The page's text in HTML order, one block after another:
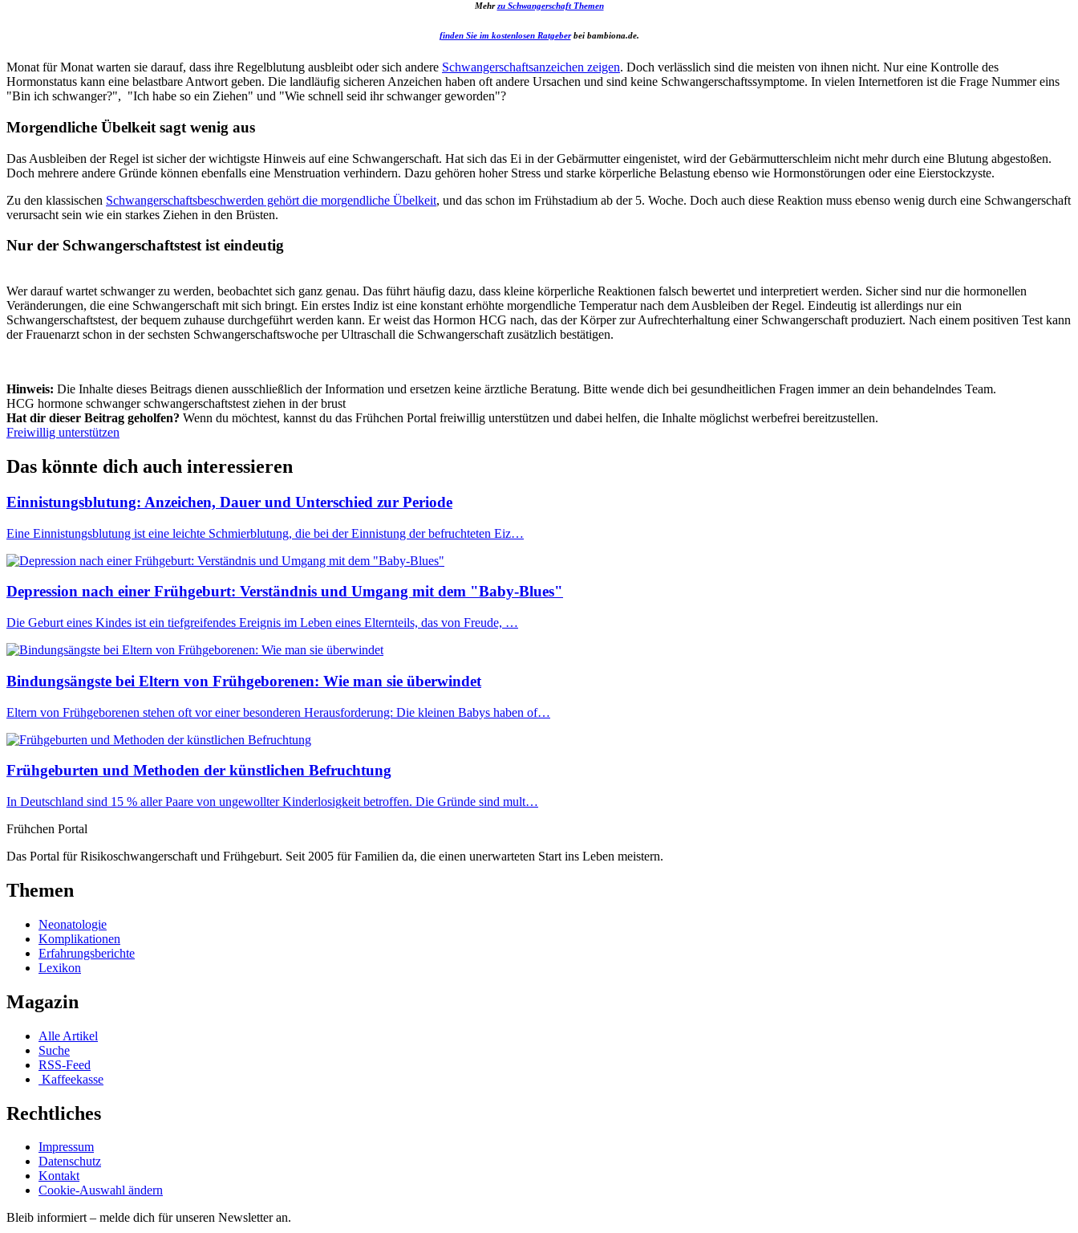
Mehrzu Schwangerschaft Themen
finden Sie im kostenlosen Ratgeberbei bambiona.de.
Monat für Monat warten sie darauf, dass ihre Regelblutung ausbleibt oder sich andere Schwangerschaftsanzeichen zeigen. Doch verlässlich sind die meisten von ihnen nicht. Nur eine Kontrolle des
Hormonstatus kann eine belastbare Antwort geben. Die landläufig sicheren Anzeichen haben oft andere Ursachen und sind keine Schwangerschaftssymptome. In vielen Internetforen ist die Frage Nummer eins
"Bin ich schwanger?", "Ich habe so ein Ziehen" und "Wie schnell seid ihr schwanger geworden"?
Morgendliche Übelkeit sagt wenig aus
Das Ausbleiben der Regel ist sicher der wichtigste Hinweis auf eine Schwangerschaft. Hat sich das Ei in der Gebärmutter eingenistet, wird der Gebärmutterschleim nicht mehr durch eine Blutung abgestoßen.
Doch mehrere andere Gründe können ebenfalls eine Menstruation verhindern. Dazu gehören hoher Stress und starke körperliche Belastung ebenso wie Hormonstörungen oder eine Eierstockzyste.
Zu den klassischen Schwangerschaftsbeschwerden gehört die morgendliche Übelkeit, und das schon im Frühstadium ab der 5. Woche. Doch auch diese Reaktion muss ebenso wenig durch eine Schwangerschaft
verursacht sein wie ein starkes Ziehen in den Brüsten.
Nur der Schwangerschaftstest ist eindeutig
Wer darauf wartet schwanger zu werden, beobachtet sich ganz genau. Das führt häufig dazu, dass kleine körperliche Reaktionen falsch bewertet und interpretiert werden. Sicher sind nur die hormonellen
Veränderungen, die eine Schwangerschaft mit sich bringt. Ein erstes Indiz ist eine konstant erhöhte morgendliche Temperatur nach dem Ausbleiben der Regel. Eindeutig ist allerdings nur ein
Schwangerschaftstest, der bequem zuhause durchgeführt werden kann. Er weist das Hormon HCG nach, das der Körper zur Aufrechterhaltung einer Schwangerschaft produziert. Nach einem positiven Test kann
der Frauenarzt schon in der sechsten Schwangerschaftswoche per Ultraschall die Schwangerschaft zusätzlich bestätigen.
Hinweis: Die Inhalte dieses Beitrags dienen ausschließlich der Information und ersetzen keine ärztliche Beratung. Bitte wende dich bei gesundheitlichen Fragen immer an dein behandelndes Team.
HCG hormone schwangerschwangerschaftstest ziehen in der brust
Hat dir dieser Beitrag geholfen? Wenn du möchtest, kannst du das Frühchen Portal freiwillig unterstützen und dabei helfen, die Inhalte möglichst werbefrei bereitzustellen.
Freiwillig unterstützen
Das könnte dich auch interessieren
Einnistungsblutung: Anzeichen, Dauer und Unterschied zur Periode
Eine Einnistungsblutung ist eine leichte Schmierblutung, die bei der Einnistung der befruchteten Eiz…
Depression nach einer Frühgeburt: Verständnis und Umgang mit dem "Baby-Blues"
Die Geburt eines Kindes ist ein tiefgreifendes Ereignis im Leben eines Elternteils, das von Freude, …
Bindungsängste bei Eltern von Frühgeborenen: Wie man sie überwindet
Eltern von Frühgeborenen stehen oft vor einer besonderen Herausforderung: Die kleinen Babys haben of…
Frühgeburten und Methoden der künstlichen Befruchtung
In Deutschland sind 15 % aller Paare von ungewollter Kinderlosigkeit betroffen. Die Gründe sind mult…
Frühchen Portal
Das Portal für Risikoschwangerschaft und Frühgeburt. Seit 2005 für Familien da, die einen unerwarteten Start ins Leben meistern.
Themen
Neonatologie
Komplikationen
Erfahrungsberichte
Lexikon
Magazin
Alle Artikel
Suche
RSS-Feed
Kaffeekasse
Rechtliches
Impressum
Datenschutz
Kontakt
Cookie-Auswahl ändern
Bleib informiert – melde dich für unseren Newsletter an.